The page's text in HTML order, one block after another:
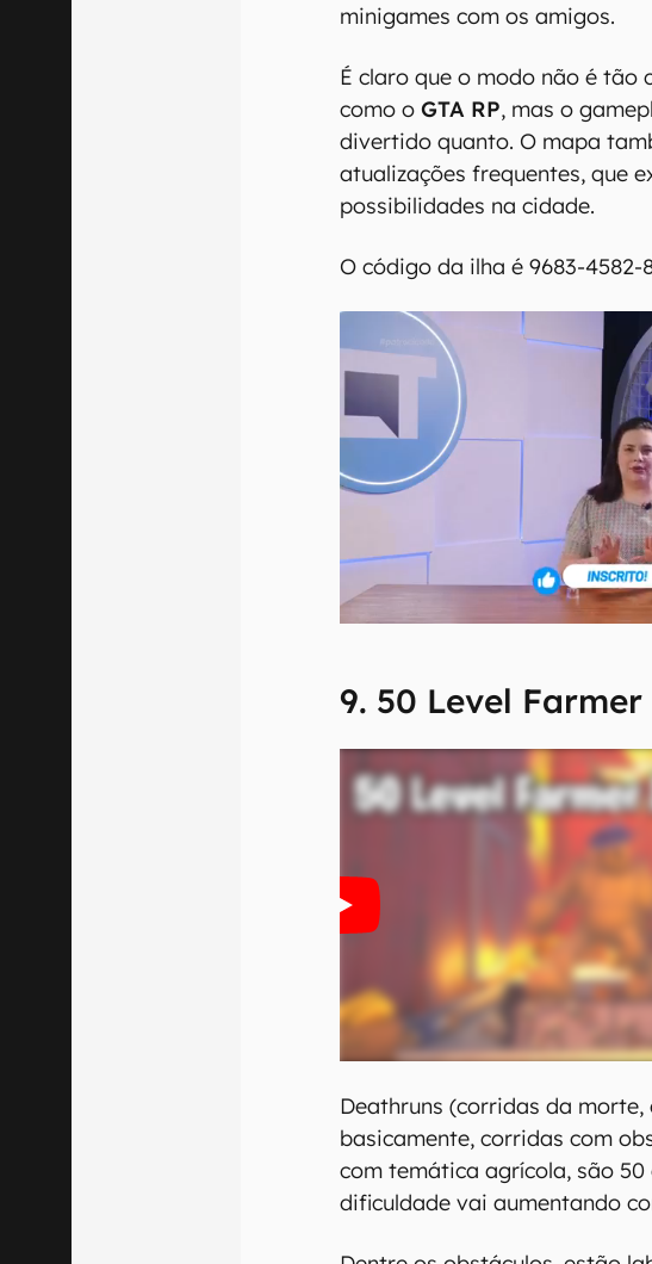
minigames com os amigos.
É claro que o modo não é tão
como oGTA RP, mas o
divertido quanto. O mapa
atualizações frequentes, que
possibilidades na cidade.
O código da ilha é 9683-4582-
9. 50 Level
Deathruns (corridas da
basicamente, corridas com
com temática agrícola, são 50
dificuldade vai aumentando